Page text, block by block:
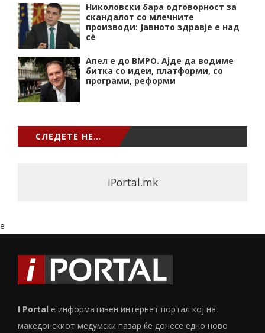
Николовски бара одговорност за
скандалот со млечните
производи: Јавното здравје е над
сѐ
Апел е до ВМРО. Ајде да водиме
битка со идеи, платформи, со
програми, реформи
СЛЕДЕТЕ НЕ…
iPortal.mk
e
I Portal е информативен интернет портал кој на
македонскиот медумски пазар ќе донесе едно ново